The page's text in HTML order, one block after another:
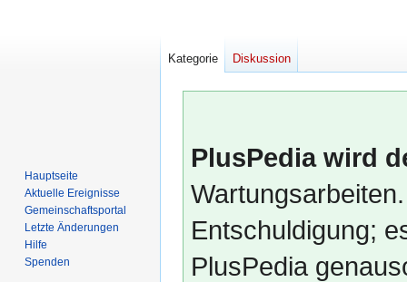
PlusPedia wird
Entschuldigung;
PlusPedia
Kategorie Diskussion
Hauptseite
Aktuelle Ereignisse
Gemeinschafts­portal
Letzte Änderungen
Hilfe
Spenden